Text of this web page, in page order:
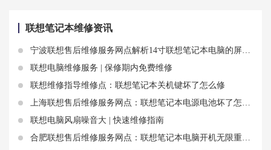
联想笔记本维修资讯
宁波联想售后维修服务网点解析14寸联想笔记本电脑的屏幕尺寸知识
联想电脑维修服务 | 保修期内免费维修
联想维修指导维修点：联想笔记本关机键坏了怎么修
上海联想售后维修服务网点：联想笔记本电源电池坏了怎么维修
联想电脑风扇噪音大 | 快速维修指南
合肥联想售后维修服务网点：联想笔记本电脑开机无限重启屏幕不亮且黑屏开不了机解决方法